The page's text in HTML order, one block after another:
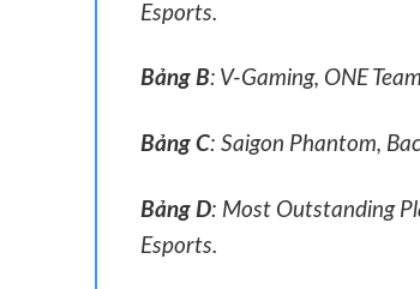
Esports.
Bảng B: V-Gaming, ONE
Bảng C: Saigon Phantom,
Bảng D: Most Outstanding
Esports.